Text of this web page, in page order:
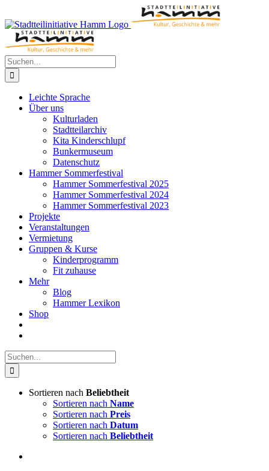
Inhalt
springen
Suche
nach:
Leichte Sprache
Über uns
Kulturladen
Stadtteilarchiv
Kita Kinderschlupf
Bunkermuseum
Datenschutz
Hammer Sommerfestival
Hammer Sommerfestival 2025
Hammer Sommerfestival 2024
Hammer Sommerfestival 2023
Projekte
Veranstaltungen
Vermietung
Gruppen & Kurse
Kinderprogramm
Fit zuhause
Mehr
Blog
Hammer Lexikon
Shop
Suche
nach:
Sortieren nach Beliebtheit
Sortieren nach Name
Sortieren nach Preis
Sortieren nach Datum
Sortieren nach Beliebtheit